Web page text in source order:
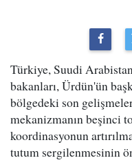
Türkiye, Suudi
bakanları, Ürdün'ün
bölgedeki son
mekanizmanın beşinci
koordinasyonun
tutum sergilenmesinin